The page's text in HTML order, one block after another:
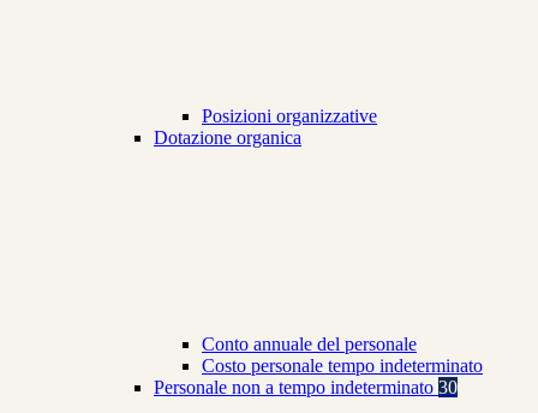
Posizioni organizzative
Dotazione organica
Conto annuale del personale
Costo personale tempo indeterminato
Personale non a tempo indeterminato 30